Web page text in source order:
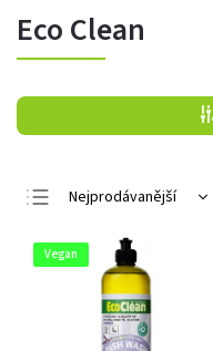
Eco Clean
Nejprodávanější
Nejlevnější
Nejdražší
Abecedně
Vegan